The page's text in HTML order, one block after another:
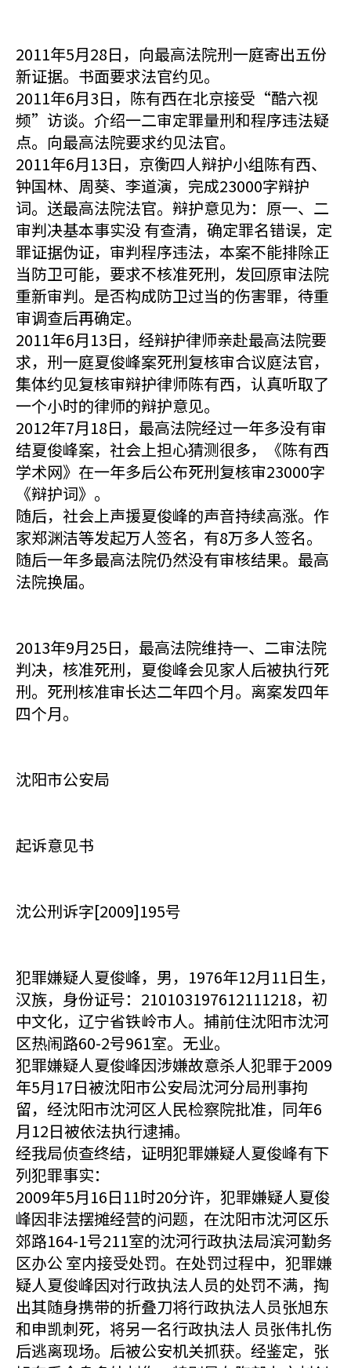
2011年5月28日，向最高法院刑一庭寄出五份
新证据。书面要求法官约见。
2011年6月3日，陈有西在北京接受“酷六视
频”访谈。介绍一二审定罪量刑和程序违法疑
点。向最高法院要求约见法官。
2011年6月13日，京衡四人辩护小组陈有西、
钟国林、周葵、李道演，完成23000字辩护
词。送最高法院法官。辩护意见为：原一、二
审判决基本事实没 有查清，确定罪名错误，定
罪证据伪证，审判程序违法，本案不能排除正
当防卫可能，要求不核准死刑，发回原审法院
重新审判。是否构成防卫过当的伤害罪，待重
审调查后再确定。
2011年6月13日，经辩护律师亲赴最高法院要
求，刑一庭夏俊峰案死刑复核审合议庭法官，
集体约见复核审辩护律师陈有西，认真听取了
一个小时的律师的辩护意见。
2012年7月18日，最高法院经过一年多没有审
结夏俊峰案，社会上担心猜测很多，《陈有西
学术网》在一年多后公布死刑复核审23000字
《辩护词》。
随后，社会上声援夏俊峰的声音持续高涨。作
家郑渊洁等发起万人签名，有8万多人签名。
随后一年多最高法院仍然没有审核结果。最高
法院换届。
2013年9月25日，最高法院维持一、二审法院
判决，核准死刑，夏俊峰会见家人后被执行死
刑。死刑核准审长达二年四个月。离案发四年
四个月。
沈阳市公安局
起诉意见书
沈公刑诉字[2009]195号
犯罪嫌疑人夏俊峰，男，1976年12月11日生，
汉族，身份证号：210103197612111218，初
中文化，辽宁省铁岭市人。捕前住沈阳市沈河
区热闹路60-2号961室。无业。
犯罪嫌疑人夏俊峰因涉嫌故意杀人犯罪于2009
年5月17日被沈阳市公安局沈河分局刑事拘
留，经沈阳市沈河区人民检察院批准，同年6
月12日被依法执行逮捕。
经我局侦查终结，证明犯罪嫌疑人夏俊峰有下
列犯罪事实：
2009年5月16日11时20分许，犯罪嫌疑人夏俊
峰因非法摆摊经营的问题，在沈阳市沈河区乐
郊路164-1号211室的沈河行政执法局滨河勤务
区办公 室内接受处罚。在处罚过程中，犯罪嫌
疑人夏俊峰因对行政执法人员的处罚不满，掏
出其随身携带的折叠刀将行政执法人员张旭东
和申凯刺死，将另一名行政执法人 员张伟扎伤
后逃离现场。后被公安机关抓获。经鉴定，张